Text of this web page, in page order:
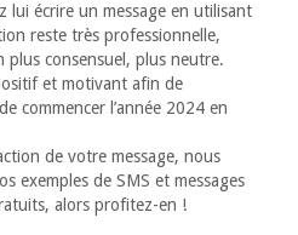
lui écrire un message en utilisant
reste très professionnelle,
consensuel, plus neutre.
et motivant afin de
commencer l’année 2024 en
de votre message, nous
exemples de SMS et messages
alors profitez-en !